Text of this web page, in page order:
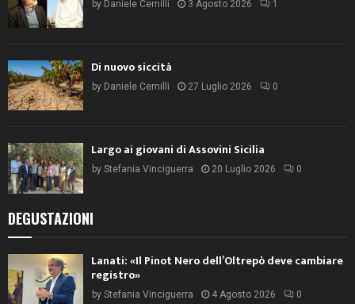
by Daniele Cernilli 3 Agosto 2026 1
Di nuovo siccità
by Daniele Cernilli 27 Luglio 2026 0
Largo ai giovani di Assovini Sicilia
by Stefania Vinciguerra 20 Luglio 2026 0
DEGUSTAZIONI
Lanati: «Il Pinot Nero dell’Oltrepò deve cambiare
registro»
by Stefania Vinciguerra 4 Agosto 2026 0